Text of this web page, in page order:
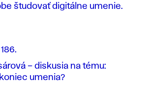
študovať digitálne umenie.
– diskusia na tému:
umenia?